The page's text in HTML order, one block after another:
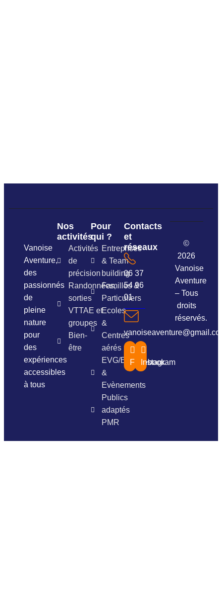
Vanoise
Aventure,
des
passionnés
de
pleine
nature
pour
des
expériences
accessibles
à tous
Nos
activités
Activités
de
précision
Randonnées,
sorties
VTTAE et
groupes
Bien-
être
Pour
qui ?
Entreprises
& Team
building
Familles &
Particuliers
Ecoles
&
Centres
aérés
EVG/EVJF
&
Evènements
Publics
adaptés
PMR
Contacts
et
réseaux
06 37
54 96
01
Facebook
Instagram
©
2026
Vanoise
Aventure
– Tous
droits
réservés.